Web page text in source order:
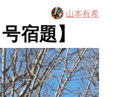
山本有希
宿題】